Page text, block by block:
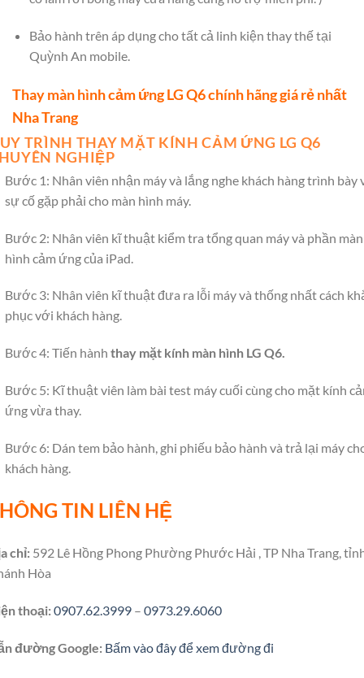
Bảo hành trên áp dụng cho tất cả linh kiện thay thế tại
Quỳnh An mobile.
Thay màn hình cảm ứng LG Q6 chính hãng giá rẻ nhất
Nha Trang
TRÌNH THAY MẶT KÍNH CẢM ỨNG LG Q6
NGHIỆP
Bước 1: Nhân viên nhận máy và lắng nghe khách hàng trình bày
sự cố gặp phải cho màn hình máy.
Bước 2: Nhân viên kĩ thuật kiểm tra tổng quan máy và phần màn
hình cảm ứng của iPad.
Bước 3: Nhân viên kĩ thuật đưa ra lỗi máy và thống nhất cách
phục với khách hàng.
Bước 4: Tiến hành thay mặt kính màn hình LG Q6.
Bước 5: Kĩ thuật viên làm bài test máy cuối cùng cho mặt kính
ứng vừa thay.
Bước 6: Dán tem bảo hành, ghi phiếu bảo hành và trả lại máy
khách hàng.
TIN LIÊN HỆ
chỉ: 592 Lê Hồng Phong Phường Phước Hải , TP Nha Trang,
Hòa
thoại:0907.62.3999 – 0973.29.6060
đường Google: Bấm vào đây để xem đường đi